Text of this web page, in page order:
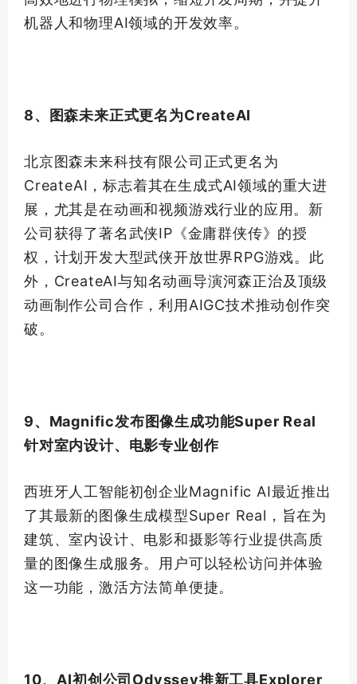
机器人和物理AI领域的开发效率。
8、图森未来正式更名为CreateAI
北京图森未来科技有限公司正式更名为
CreateAI，标志着其在生成式AI领域的重大进
展，尤其是在动画和视频游戏行业的应用。新
公司获得了著名武侠IP《金庸群侠传》的授
权，计划开发大型武侠开放世界RPG游戏。此
外，CreateAI与知名动画导演河森正治及顶级
动画制作公司合作，利用AIGC技术推动创作突
破。
9、Magnific发布图像生成功能Super Real
针对室内设计、电影专业创作
西班牙人工智能初创企业Magnific AI最近推出
了其最新的图像生成模型Super Real，旨在为
建筑、室内设计、电影和摄影等行业提供高质
量的图像生成服务。用户可以轻松访问并体验
这一功能，激活方法简单便捷。
10、AI初创公司Odyssey推新工具Explorer